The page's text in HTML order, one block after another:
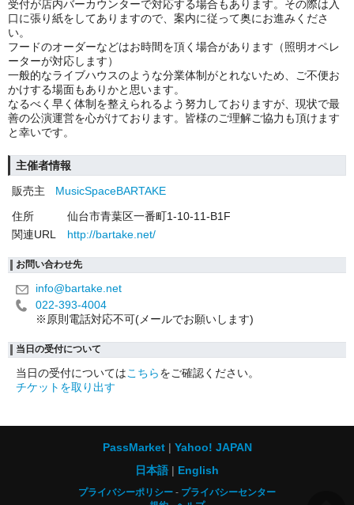
受付が店内バーカウンターで対応する場合もあります。その際は入
口に張り紙をしてありますので、案内に従って奥にお進みくださ
い。
フードのオーダーなどはお時間を頂く場合があります（照明オペレ
ーターが対応します）
一般的なライブハウスのような分業体制がとれないため、ご不便お
かけする場面もありかと思います。
なるべく早く体制を整えられるよう努力しておりますが、現状で最
善の公演運営を心がけております。皆様のご理解ご協力も頂けます
と幸いです。
主催者情報
販売主
MusicSpaceBARTAKE
住所
仙台市青葉区一番町1-10-11-B1F
関連URL
http://bartake.net/
お問い合わせ先
info@bartake.net
022-393-4004
※原則電話対応不可(メールでお願いします)
当日の受付について
当日の受付についてはこちらをご確認ください。
チケットを取り出す
PassMarket
Yahoo! JAPAN
日本語
English
プライバシーポリシー
プライバシーセンター